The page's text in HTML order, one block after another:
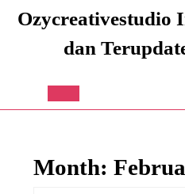
Ozycreativestudio
dan
Open
Month: